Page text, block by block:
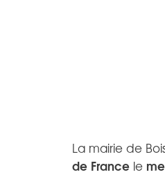
La mairie de
de Francele